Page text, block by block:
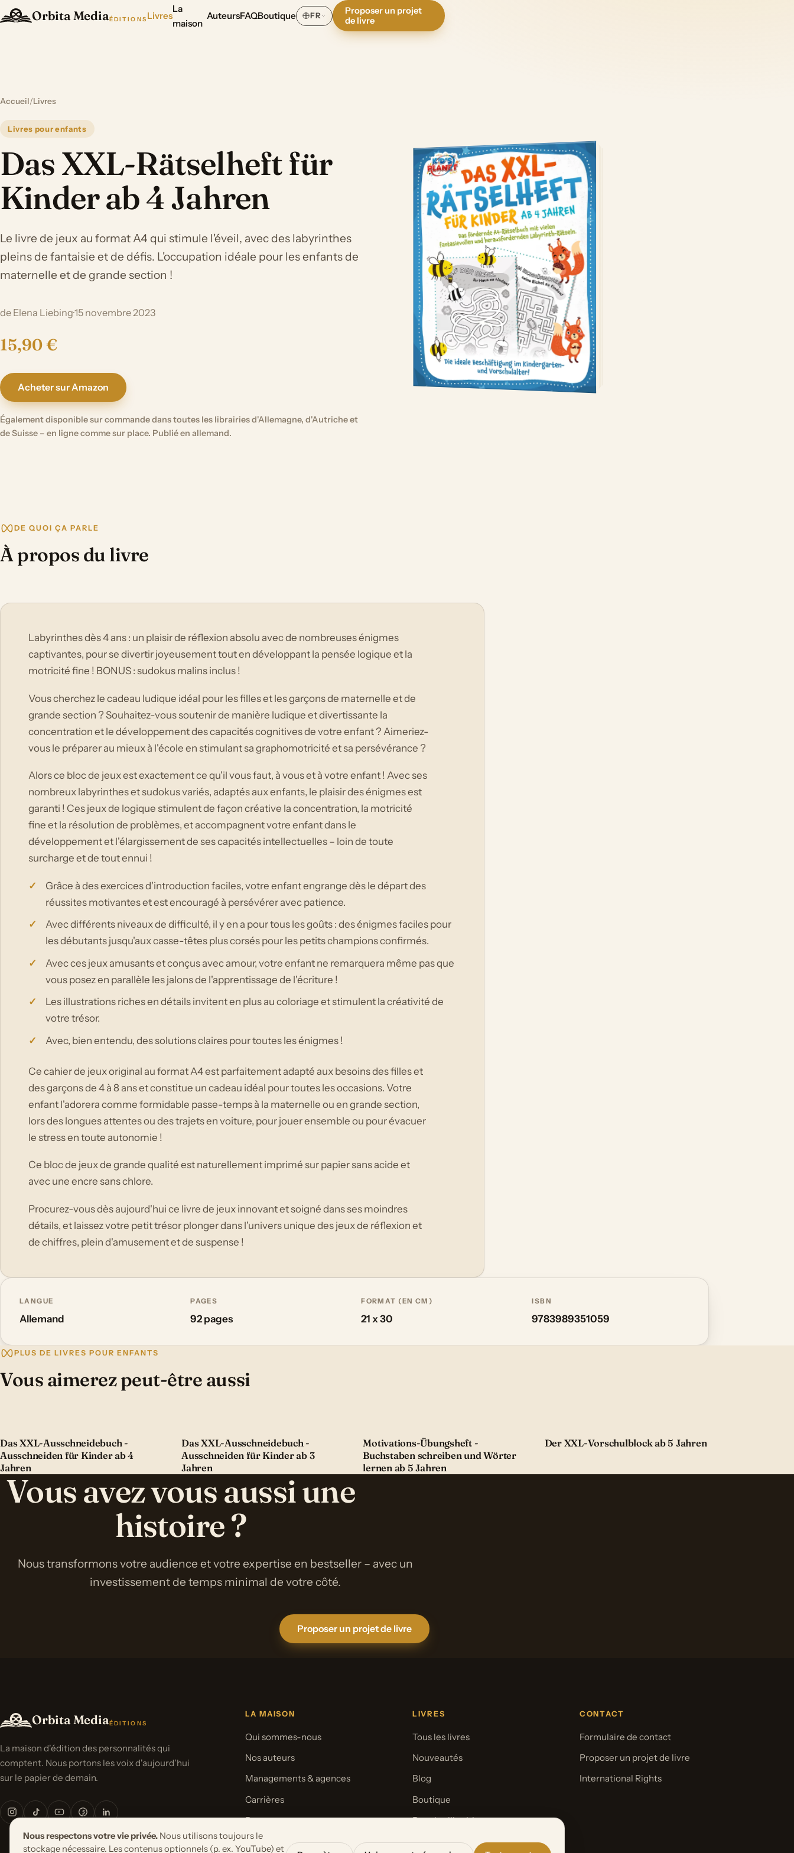
Orbita MediaÉDITIONS Livres
La
maison
AuteursFAQBoutique FR
Proposer un projet
de livre
Accueil/Livres
Livres pour enfants
Das XXL-Rätselheft für
Kinder ab 4 Jahren
Le livre de jeux au format A4 qui stimule l'éveil, avec des labyrinthes
pleins de fantaisie et de défis. L'occupation idéale pour les enfants de
maternelle et de grande section !
de Elena Liebing·15 novembre 2023
15,90 €
Acheter sur Amazon
Également disponible sur commande dans toutes les librairies d'Allemagne, d'Autriche et
de Suisse – en ligne comme sur place. Publié en allemand.
DE QUOI ÇA PARLE
À propos du livre
Labyrinthes dès 4 ans : un plaisir de réflexion absolu avec de nombreuses énigmes
captivantes, pour se divertir joyeusement tout en développant la pensée logique et la
motricité fine ! BONUS : sudokus malins inclus !
Vous cherchez le cadeau ludique idéal pour les filles et les garçons de maternelle et de
grande section ? Souhaitez-vous soutenir de manière ludique et divertissante la
concentration et le développement des capacités cognitives de votre enfant ? Aimeriez-
vous le préparer au mieux à l'école en stimulant sa graphomotricité et sa persévérance ?
Alors ce bloc de jeux est exactement ce qu'il vous faut, à vous et à votre enfant ! Avec ses
nombreux labyrinthes et sudokus variés, adaptés aux enfants, le plaisir des énigmes est
garanti ! Ces jeux de logique stimulent de façon créative la concentration, la motricité
fine et la résolution de problèmes, et accompagnent votre enfant dans le
développement et l'élargissement de ses capacités intellectuelles – loin de toute
surcharge et de tout ennui !
Grâce à des exercices d'introduction faciles, votre enfant engrange dès le départ des
réussites motivantes et est encouragé à persévérer avec patience.
Avec différents niveaux de difficulté, il y en a pour tous les goûts : des énigmes faciles pour
les débutants jusqu'aux casse-têtes plus corsés pour les petits champions confirmés.
Avec ces jeux amusants et conçus avec amour, votre enfant ne remarquera même pas que
vous posez en parallèle les jalons de l'apprentissage de l'écriture !
Les illustrations riches en détails invitent en plus au coloriage et stimulent la créativité de
votre trésor.
Avec, bien entendu, des solutions claires pour toutes les énigmes !
Ce cahier de jeux original au format A4 est parfaitement adapté aux besoins des filles et
des garçons de 4 à 8 ans et constitue un cadeau idéal pour toutes les occasions. Votre
enfant l'adorera comme formidable passe-temps à la maternelle ou en grande section,
lors des longues attentes ou des trajets en voiture, pour jouer ensemble ou pour évacuer
le stress en toute autonomie !
Ce bloc de jeux de grande qualité est naturellement imprimé sur papier sans acide et
avec une encre sans chlore.
Procurez-vous dès aujourd'hui ce livre de jeux innovant et soigné dans ses moindres
détails, et laissez votre petit trésor plonger dans l'univers unique des jeux de réflexion et
de chiffres, plein d'amusement et de suspense !
LANGUE
Allemand
PAGES
92 pages
FORMAT (EN CM)
21 x 30
ISBN
9783989351059
PLUS DE LIVRES POUR ENFANTS
Vous aimerez peut-être aussi
Das XXL-Ausschneidebuch -
Ausschneiden für Kinder ab 4
Jahren
Das XXL-Ausschneidebuch -
Ausschneiden für Kinder ab 3
Jahren
Motivations-Übungsheft -
Buchstaben schreiben und Wörter
lernen ab 5 Jahren
Der XXL-Vorschulblock ab 5 Jahren
Vous avez vous aussi une
histoire ?
Nous transformons votre audience et votre expertise en bestseller – avec un
investissement de temps minimal de votre côté.
Proposer un projet de livre
Orbita MediaÉDITIONS
La maison d'édition des personnalités qui
comptent. Nous portons les voix d'aujourd'hui
sur le papier de demain.
LA MAISON
Qui sommes-nous
Nos auteurs
Managements & agences
Carrières
Presse
LIVRES
Tous les livres
Nouveautés
Blog
Boutique
Pour les librairies
CONTACT
Formulaire de contact
Proposer un projet de livre
International Rights
Nous respectons votre vie privée. Nous utilisons toujours le
stockage nécessaire. Les contenus optionnels (p. ex. YouTube) et